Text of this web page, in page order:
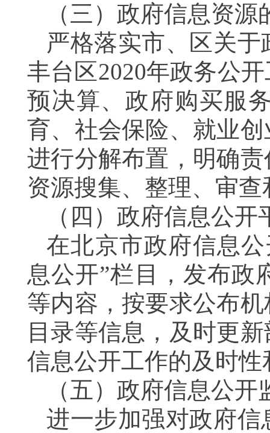
（三） 政府信息资源
严格落实市、区关
丰台区2020年政务公
预决算、政府购买服
育、社会保险、就业
进行分解布置，明确
资源搜集、整理、审
（四）政府信息公
在北京市政府信息
息公开”栏目，发布政
等内容，按要求公布机
目录等信息，及时更
信息公开工作的及时性
（五）政府信息公
进一步加强对政府